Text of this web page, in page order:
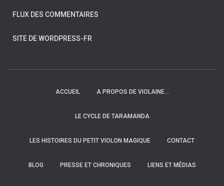
FLUX DES COMMENTAIRES
SITE DE WORDPRESS-FR
ACCUEIL A PROPOS DE VIOLAINE…
LE CYCLE DE TARAMANDA
LES HISTOIRES DU PETIT VIOLON MAGIQUE CONTACT
BLOG PRESSE ET CHRONIQUES LIENS ET MÉDIAS